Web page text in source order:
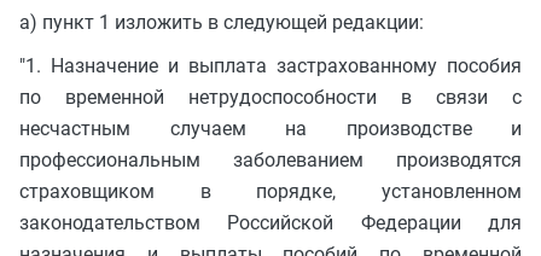
а) пункт 1 изложить в следующей редакции:
"1. Назначение и выплата застрахованному пособия
по временной нетрудоспособности в связи с
несчастным случаем на производстве и
профессиональным заболеванием производятся
страховщиком в порядке, установленном
законодательством Российской Федерации для